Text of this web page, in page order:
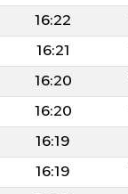
16:22
16:21
16:20
16:20
16:19
16:19